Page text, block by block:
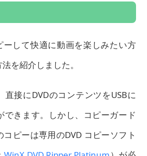
ーして快適に動画を楽しみたい方
を紹介しました。
直接にDVDのコンテンツをUSBに
できます。しかし、コピーガード
コピーは専用のDVD コピーソフト